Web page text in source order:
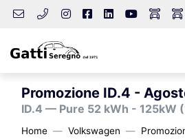
Promozione ID.4 -
ID.4 — Pure 52 kWh - 125kW
Home Volkswagen